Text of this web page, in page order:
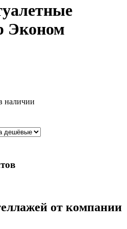
Эконом
наличии
от компании